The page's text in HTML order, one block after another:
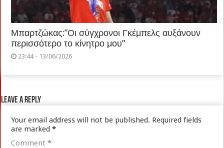
Μπαρτζώκας:”Οι σύγχρονοι Γκέμπελς αυξάνουν
περισσότερο το κίνητρο μου”
23:44 - 13/06/2026
Leave a Reply
Your email address will not be published. Required fields
are marked*
Comment*